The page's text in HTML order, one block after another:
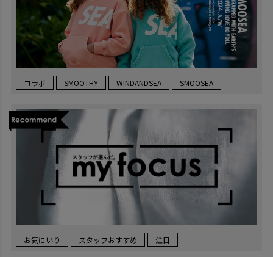
コラボ SMOOTHY WINDANDSEA SMOOSEA
お気にいり スタッフおすすめ 注目